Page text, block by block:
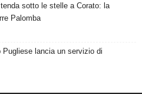
sotto le stelle a Corato: la
Palomba
Pugliese lancia un servizio di